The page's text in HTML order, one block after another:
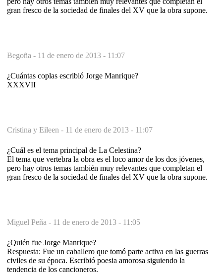
gran fresco de la sociedad de finales del XV que la obra supone.
Begoña - 11 de enero de 2013 - 11:07
¿Cuántas coplas escribió Jorge Manrique?
XXXVII
Cristina y Eileen - 11 de enero de 2013 - 11:07
¿Cuál es el tema principal de La Celestina?
El tema que vertebra la obra es el loco amor de los dos jóvenes,
pero hay otros temas también muy relevantes que completan el
gran fresco de la sociedad de finales del XV que la obra supone.
Miguel Peña - 11 de enero de 2013 - 11:05
¿Quién fue Jorge Manrique?
Respuesta: Fue un caballero que tomó parte activa en las guerras
civiles de su época. Escribió poesia amorosa siguiendo la
tendencia de los cancioneros.